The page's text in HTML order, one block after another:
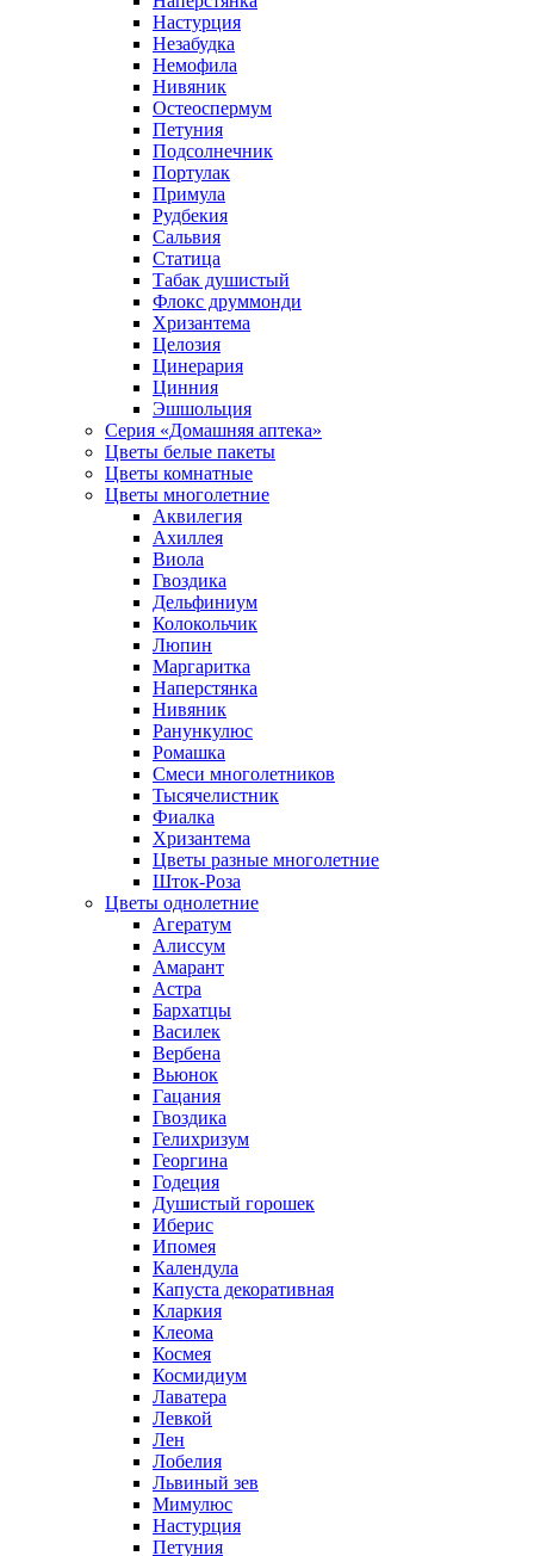
Настурция
Незабудка
Немофила
Нивяник
Остеоспермум
Петуния
Подсолнечник
Портулак
Примула
Рудбекия
Сальвия
Статица
Табак душистый
Флокс друммонди
Хризантема
Целозия
Цинерария
Цинния
Эшшольция
Серия «Домашняя аптека»
Цветы белые пакеты
Цветы комнатные
Цветы многолетние
Аквилегия
Ахиллея
Виола
Гвоздика
Дельфиниум
Колокольчик
Люпин
Маргаритка
Наперстянка
Нивяник
Ранункулюс
Ромашка
Смеси многолетников
Тысячелистник
Фиалка
Хризантема
Цветы разные многолетние
Шток-Роза
Цветы однолетние
Агератум
Алиссум
Амарант
Астра
Бархатцы
Василек
Вербена
Вьюнок
Гацания
Гвоздика
Гелихризум
Георгина
Годеция
Душистый горошек
Иберис
Ипомея
Календула
Капуста декоративная
Кларкия
Клеома
Космея
Космидиум
Лаватера
Левкой
Лен
Лобелия
Львиный зев
Мимулюс
Настурция
Петуния